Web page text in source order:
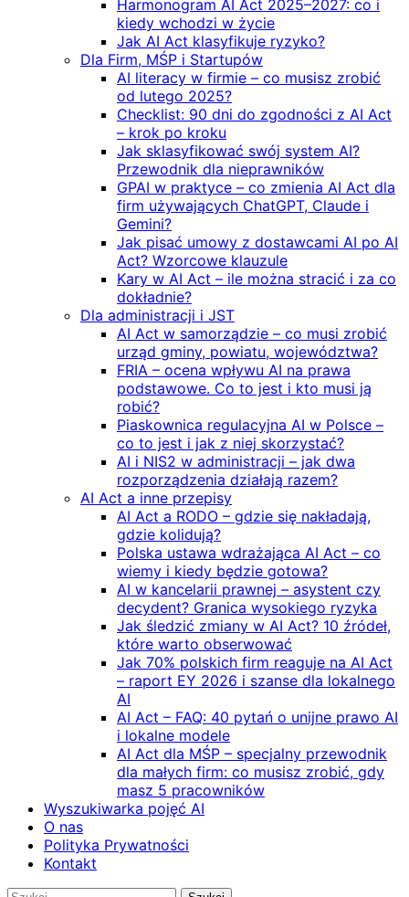
Harmonogram AI Act 2025–2027: co i
kiedy wchodzi w życie
Jak AI Act klasyfikuje ryzyko?
Dla Firm, MŚP i Startupów
AI literacy w firmie – co musisz zrobić
od lutego 2025?
Checklist: 90 dni do zgodności z AI Act
– krok po kroku
Jak sklasyfikować swój system AI?
Przewodnik dla nieprawników
GPAI w praktyce – co zmienia AI Act dla
firm używających ChatGPT, Claude i
Gemini?
Jak pisać umowy z dostawcami AI po AI
Act? Wzorcowe klauzule
Kary w AI Act – ile można stracić i za co
dokładnie?
Dla administracji i JST
AI Act w samorządzie – co musi zrobić
urząd gminy, powiatu, województwa?
FRIA – ocena wpływu AI na prawa
podstawowe. Co to jest i kto musi ją
robić?
Piaskownica regulacyjna AI w Polsce –
co to jest i jak z niej skorzystać?
AI i NIS2 w administracji – jak dwa
rozporządzenia działają razem?
AI Act a inne przepisy
AI Act a RODO – gdzie się nakładają,
gdzie kolidują?
Polska ustawa wdrażająca AI Act – co
wiemy i kiedy będzie gotowa?
AI w kancelarii prawnej – asystent czy
decydent? Granica wysokiego ryzyka
Jak śledzić zmiany w AI Act? 10 źródeł,
które warto obserwować
Jak 70% polskich firm reaguje na AI Act
– raport EY 2026 i szanse dla lokalnego
AI
AI Act – FAQ: 40 pytań o unijne prawo AI
i lokalne modele
AI Act dla MŚP – specjalny przewodnik
dla małych firm: co musisz zrobić, gdy
masz 5 pracowników
Wyszukiwarka pojęć AI
O nas
Polityka Prywatności
Kontakt